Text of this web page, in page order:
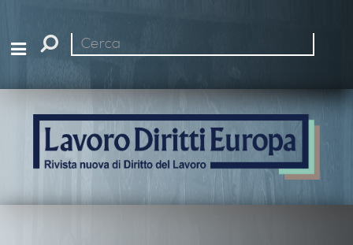
Cerca